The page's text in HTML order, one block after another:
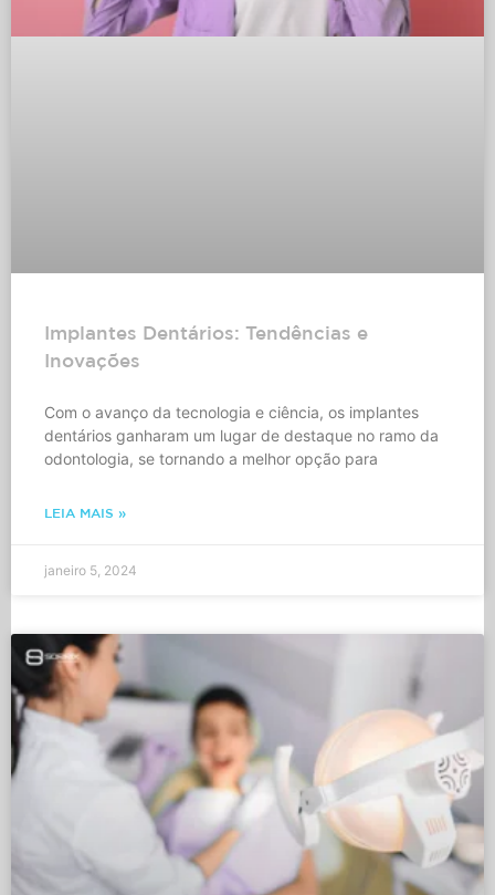
Implantes Dentários: Tendências e
Inovações
Com o avanço da tecnologia e ciência, os implantes
dentários ganharam um lugar de destaque no ramo da
odontologia, se tornando a melhor opção para
LEIA MAIS »
janeiro 5, 2024